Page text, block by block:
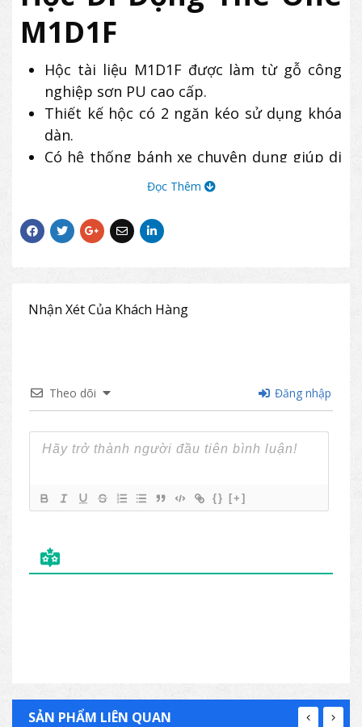
M1D1F
Hộc tài liệu M1D1F được làm từ gỗ công
nghiệp sơn PU cao cấp.
Thiết kế hộc có 2 ngăn kéo sử dụng khóa
dàn.
Có hệ thống bánh xe chuyên dụng giúp di
chuyển dễ dàng.
được kết hợp với bàn văn phòng, bàn
giám đốc để tạo sự tiện lợi tối đa trong
công việc.
Đọc Thêm
Nhận Xét Của Khách Hàng
Theo dõi Đăng nhập
{} [+]
SẢN PHẨM LIÊN QUAN